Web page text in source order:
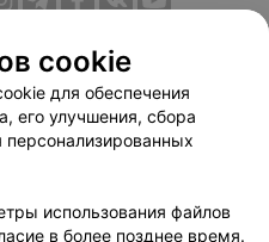
Публичный договор
Способы оплаты
Партнеры
103.by
cookie
cookie
для обеспечения
его улучшения, сбора
персонализированных
использования файлов
в более позднее время.